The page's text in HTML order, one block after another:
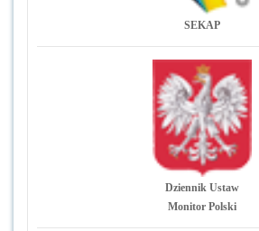
SEKAP
Dziennik Ustaw
Monitor Polski